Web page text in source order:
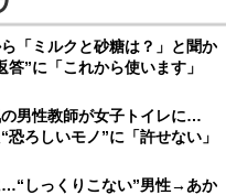
ら「ミルクと砂糖は？」と聞か
”に「これから使います」
の男性教師が女子トイレに…
ろしいモノ”に「許せない」
しっくりこない”男性→あか